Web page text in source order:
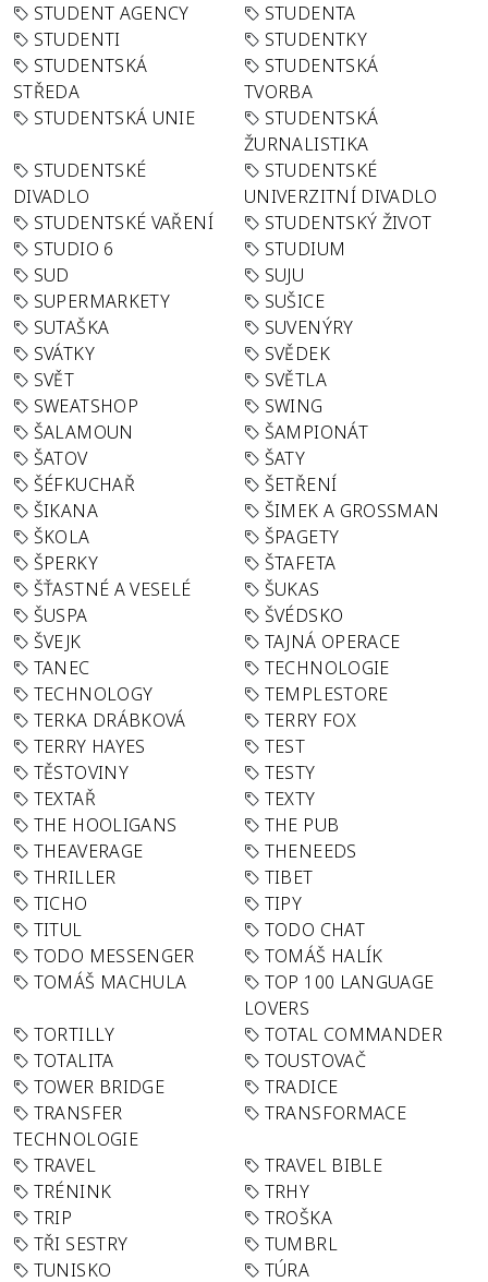
STUDENT AGENCY
STUDENTA
STUDENTI
STUDENTKY
STUDENTSKÁ
STŘEDA
STUDENTSKÁ
TVORBA
STUDENTSKÁ UNIE
STUDENTSKÁ
ŽURNALISTIKA
STUDENTSKÉ
DIVADLO
STUDENTSKÉ
UNIVERZITNÍ DIVADLO
STUDENTSKÉ VAŘENÍ
STUDENTSKÝ ŽIVOT
STUDIO 6
STUDIUM
SUD
SUJU
SUPERMARKETY
SUŠICE
SUTAŠKA
SUVENÝRY
SVÁTKY
SVĚDEK
SVĚT
SVĚTLA
SWEATSHOP
SWING
ŠALAMOUN
ŠAMPIONÁT
ŠATOV
ŠATY
ŠÉFKUCHAŘ
ŠETŘENÍ
ŠIKANA
ŠIMEK A GROSSMAN
ŠKOLA
ŠPAGETY
ŠPERKY
ŠTAFETA
ŠŤASTNÉ A VESELÉ
ŠUKAS
ŠUSPA
ŠVÉDSKO
ŠVEJK
TAJNÁ OPERACE
TANEC
TECHNOLOGIE
TECHNOLOGY
TEMPLESTORE
TERKA DRÁBKOVÁ
TERRY FOX
TERRY HAYES
TEST
TĚSTOVINY
TESTY
TEXTAŘ
TEXTY
THE HOOLIGANS
THE PUB
THEAVERAGE
THENEEDS
THRILLER
TIBET
TICHO
TIPY
TITUL
TODO CHAT
TODO MESSENGER
TOMÁŠ HALÍK
TOMÁŠ MACHULA
TOP 100 LANGUAGE
LOVERS
TORTILLY
TOTAL COMMANDER
TOTALITA
TOUSTOVAČ
TOWER BRIDGE
TRADICE
TRANSFER
TECHNOLOGIE
TRANSFORMACE
TRAVEL
TRAVEL BIBLE
TRÉNINK
TRHY
TRIP
TROŠKA
TŘI SESTRY
TUMBRL
TUNISKO
TÚRA